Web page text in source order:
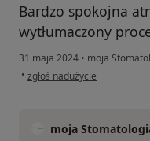
Bardzo spokojna
wytłumaczony
31 maja 2024 • moja
• w opinii użytkownika Pacjent
zgłoś nadużycie
moja